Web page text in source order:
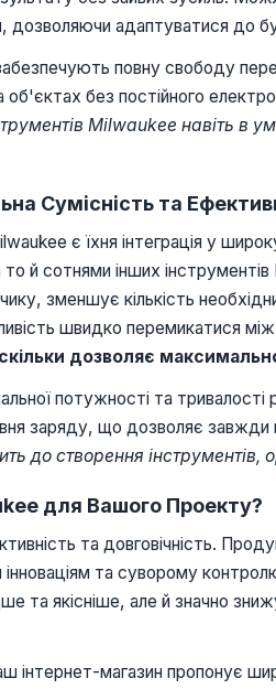
дозволяючи адаптуватися до
повну свободу
без постійного
Milwaukee навіть в
Сумісність та
є їхня інтеграція у
сотнями інших інструментів
зменшує кількість
швидко перемикатися
дозволяє
потужності та
заряду, що дозволяє завжди
до створення інструментів,
для Вашого Проекту?
та довговічність.
інноваціям та суворому
та якісніше, але й значно
інтернет-магазин пропонує